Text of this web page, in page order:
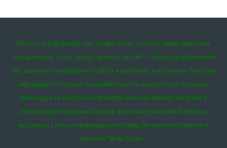
Більшість інформації про товари (опис, технічні характеристики,
склад виробу та ін.), представленої на сайті – надано виробниками
або заявлено на офіційних сайтах виробників, в каталогах. Частина
інформації в інтернет-магазині(кількість, ціна) в силу технічних
неполадок та людського фактору може не завжди збігатися з
інформацією про даний товар в фізичному магазині.Найбільш
актуальну і точну інформацію про товар Ви можете отримати в
магазині “Вовк Спорт”: